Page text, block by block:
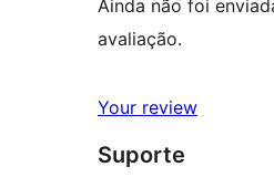
Ainda não foi
avaliação.
Your review
Suporte